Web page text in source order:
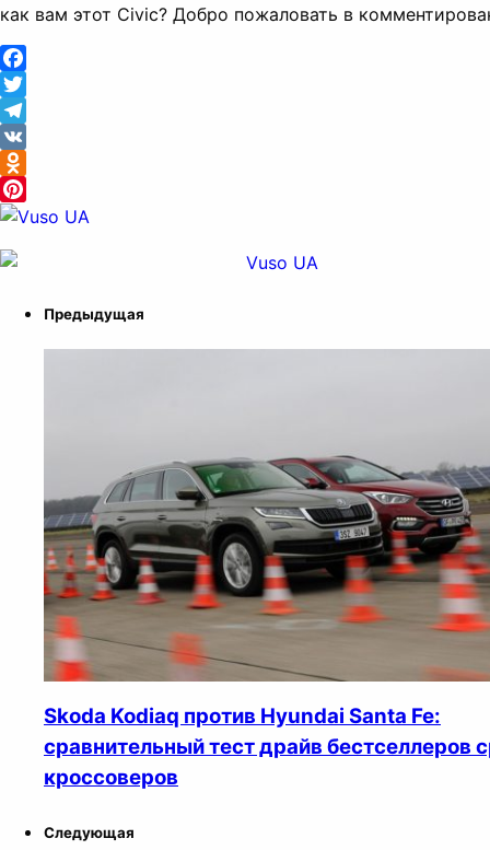
как вам этот Civic? Добро пожаловать в
Facebook
Twitter
Telegram
VK
Odnoklassniki
Pinterest
Предыдущая
Skoda Kodiaq против Hyundai Santa Fe:
сравнительный тест драйв бестселлеров
кроссоверов
Следующая